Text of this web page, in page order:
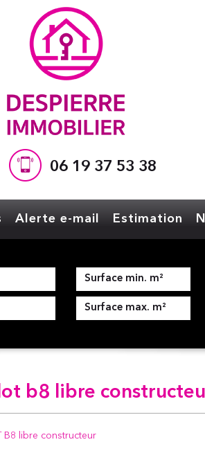
06 19 37 53 38
Alerte e-mail Estimation
b8 libre
B8 libre constructeur